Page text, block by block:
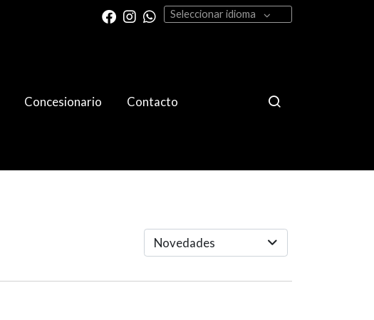
Seleccionar idioma
Concesionario Contacto
Novedades